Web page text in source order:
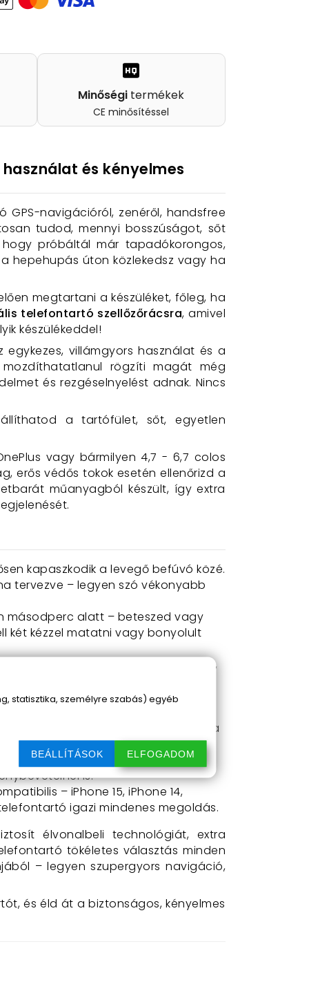
Minőségi termékek
CE minősítéssel
és kényelmes
navigációról, zenéről, handsfree
tudod, mennyi bosszúságot, sőt
próbáltál már tapadókorongos,
hepehupás úton közlekedsz vagy ha
megtartani a készüléket, főleg, ha
telefontartó szellőzőrácsra, amivel
készülékeddel!
egykezes, villámgyors használat és a
rögzíti magát még
és rezgéselnyelést adnak. Nincs
a tartófület, sőt, egyetlen
vagy bármilyen 4,7 - 6,7 colos
erős védős tokok esetén ellenőrizd a
műanyagból készült, így extra
kapaszkodik a levegő befúvó közé.
tervezve – legyen szó vékonyabb
másodperc alatt – beteszed vagy
két kézzel matatni vagy bonyolult
: pont oda teszed a készüléket,
vázgondoskodik arról, hogy a tartó
ellen, óvják az autó belsejét és a
állítható alsó fül
, így pontosan a
is.
– iPhone 15, iPhone 14,
igazi mindenes megoldás.
élvonalbeli technológiát, extra
tökéletes választás minden
– legyen szupergyors navigáció,
és éld át a biztonságos, kényelmes
statisztika, személyre szabás) egyéb
BEÁLLÍTÁSOK ELFOGADOM